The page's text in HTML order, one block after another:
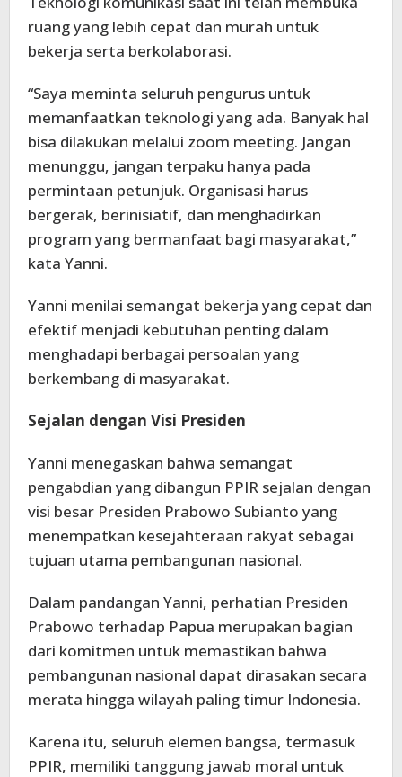
ruang yang lebih cepat dan murah untuk
bekerja serta berkolaborasi.
“Saya meminta seluruh pengurus untuk
memanfaatkan teknologi yang ada. Banyak hal
bisa dilakukan melalui zoom meeting. Jangan
menunggu, jangan terpaku hanya pada
permintaan petunjuk. Organisasi harus
bergerak, berinisiatif, dan menghadirkan
program yang bermanfaat bagi masyarakat,”
kata Yanni.
Yanni menilai semangat bekerja yang cepat dan
efektif menjadi kebutuhan penting dalam
menghadapi berbagai persoalan yang
berkembang di masyarakat.
Sejalan dengan Visi Presiden
Yanni menegaskan bahwa semangat
pengabdian yang dibangun PPIR sejalan dengan
visi besar Presiden Prabowo Subianto yang
menempatkan kesejahteraan rakyat sebagai
tujuan utama pembangunan nasional.
Dalam pandangan Yanni, perhatian Presiden
Prabowo terhadap Papua merupakan bagian
dari komitmen untuk memastikan bahwa
pembangunan nasional dapat dirasakan secara
merata hingga wilayah paling timur Indonesia.
Karena itu, seluruh elemen bangsa, termasuk
PPIR, memiliki tanggung jawab moral untuk